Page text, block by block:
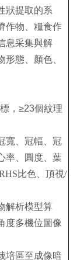
狀提取的系
作物、糧食作
息采集與解
態、顏色、
，≥23個紋理
寬、冠幅、冠
率、圓度、葉
比色 、頂視/
解析模型算
度多機位圖像
培區至成像暗